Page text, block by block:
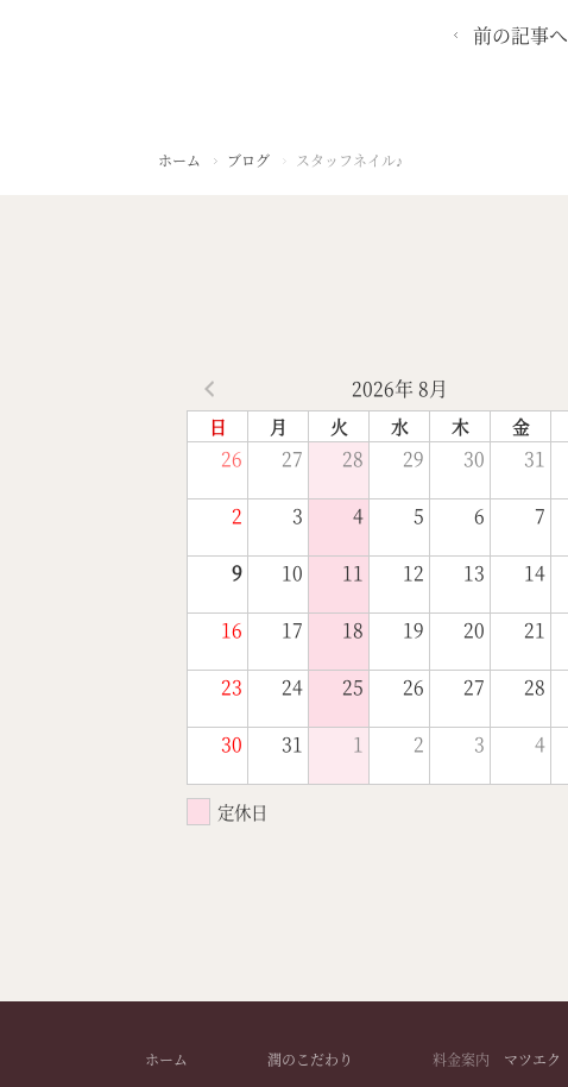
前の記事へ
ホーム ブログ スタッフネイル♪
2026年 8月
日 月 火 水 木 金
26 27 28 29 30 31
2 3 4 5 6 7
9 10 11 12 13 14
16 17 18 19 20 21
23 24 25 26 27 28
30 31 1 2 3 4
定休日
ホーム 潤のこだわり 料金案内 マツエク